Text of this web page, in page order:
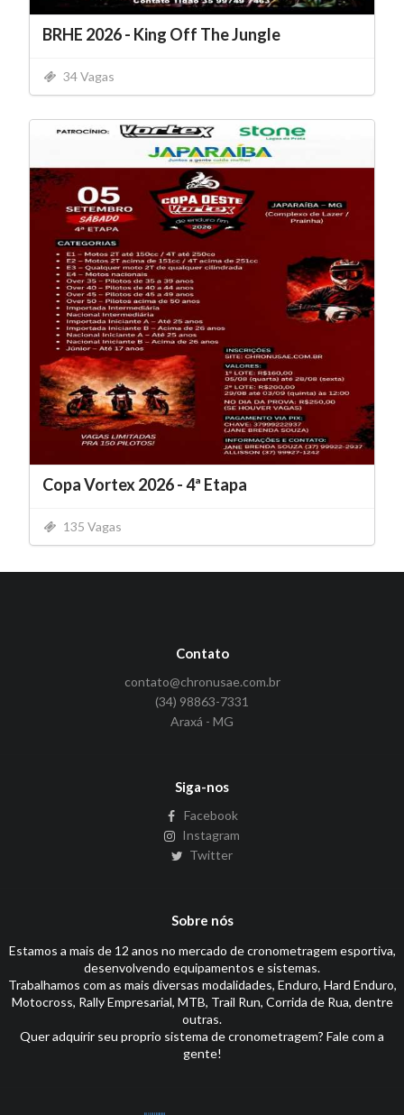
BRHE 2026 - King Off The Jungle
34 Vagas
Copa Vortex 2026 - 4ª Etapa
135 Vagas
Contato
contato@chronusae.com.br
(34) 98863-7331
Araxá - MG
Siga-nos
Facebook
Instagram
Twitter
Sobre nós
Estamos a mais de 12 anos no mercado de cronometragem esportiva,
desenvolvendo equipamentos e sistemas.
Trabalhamos com as mais diversas modalidades, Enduro, Hard Enduro,
Motocross, Rally Empresarial, MTB, Trail Run, Corrida de Rua, dentre
outras.
Quer adquirir seu proprio sistema de cronometragem? Fale com a
gente!